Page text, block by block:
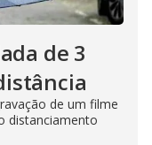
de 3
de um filme
distanciamento